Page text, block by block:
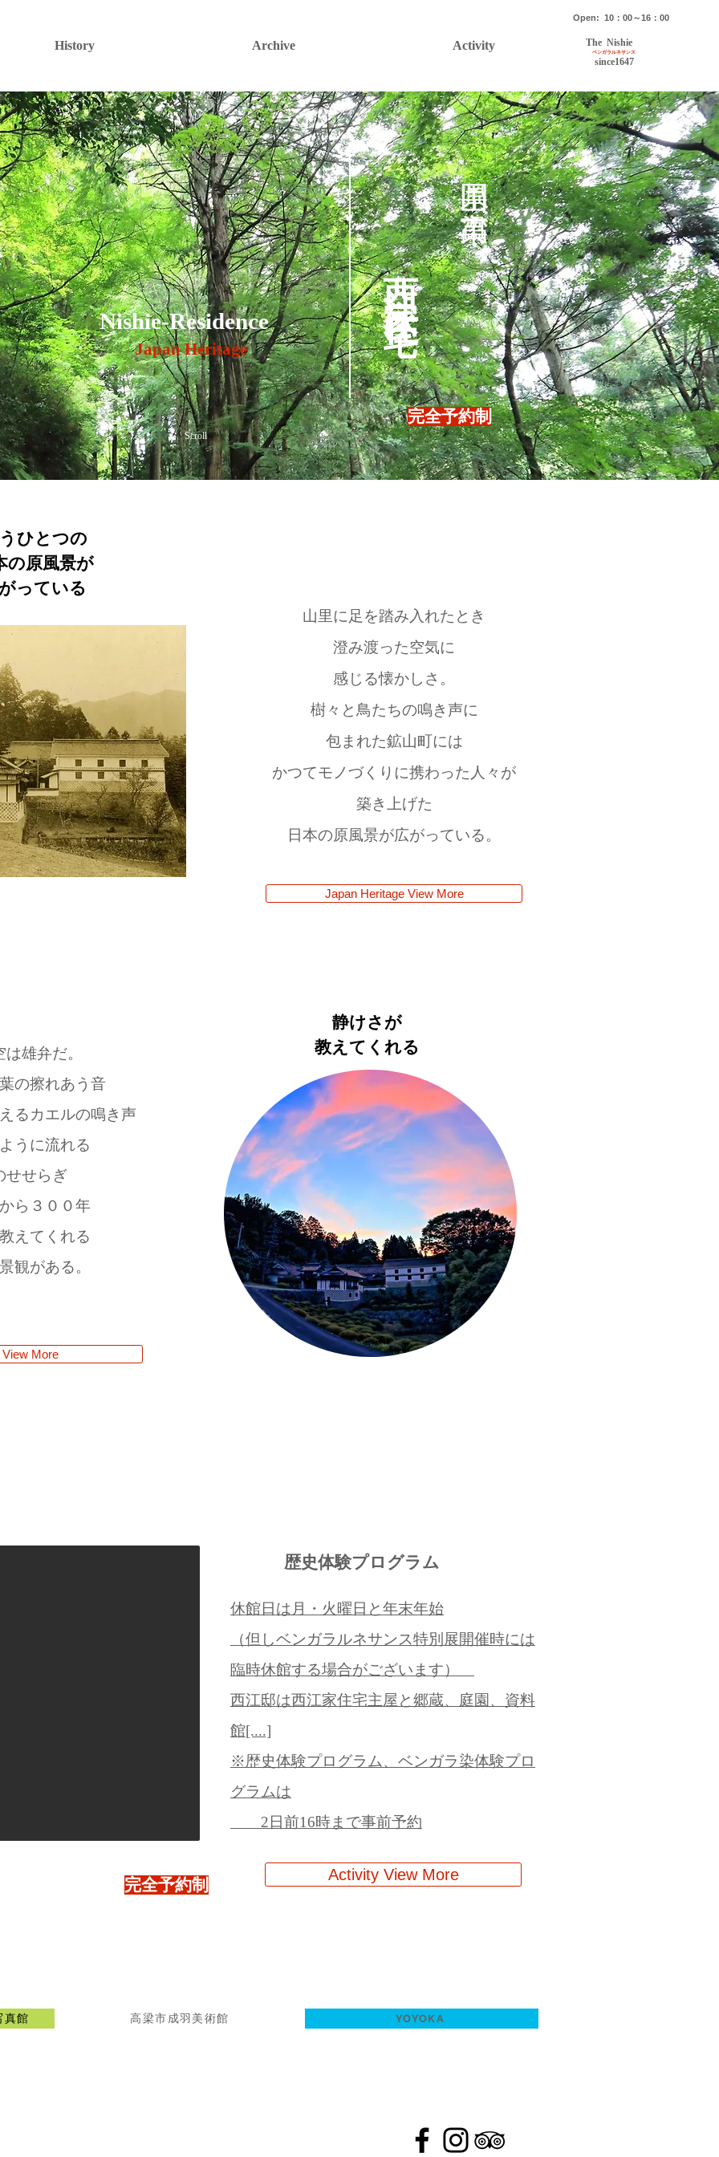
History Archive Activity
Open: 10：00～16：00
The Nishie
ベンガラルネサンス
since1647
ひとつの
の原風景が
っている
山里に足を踏み入れたとき
澄み渡った空気に
感じる懐かしさ。
樹々と鳥たちの鳴き声に
包まれた鉱山町には
かつてモノづくりに携わった人々が
​築き上げた
日本の原風景が広がっている。
Japan Heritage View More
雄弁だ。
の擦れあう音
るカエルの鳴き声
うに流れる
せせらぎ
ら３００年
えてくれる
観がある。
More
静けさが
教えてくれる
Nishie-Residence
Japan Heritage
Scroll
西江家住宅
​岡山県 高梁市
​完全予約制
歴史体験プログラム
休館日は月・火曜日と年末年始
（但しベンガラルネサンス特別展開催時には
臨時休館する場合がございます）
西江邸は西江家住宅主屋と郷蔵、庭園、資料
館[....]
※歴史体験プログラム、ベンガラ染体験プロ
グラムは
​ 2日前16時まで事前予約
​完全予約制
Activity View More
館 高梁市成羽美術館 YOYOKA